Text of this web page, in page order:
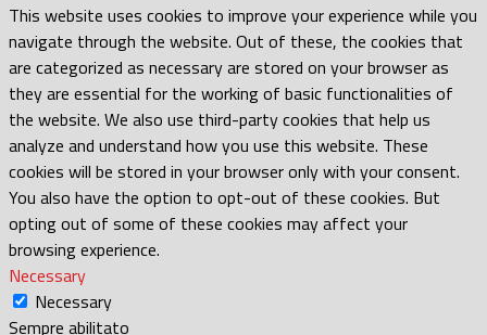
This website uses cookies to improve your experience while you
navigate through the website. Out of these, the cookies that
are categorized as necessary are stored on your browser as
they are essential for the working of basic functionalities of
the website. We also use third-party cookies that help us
analyze and understand how you use this website. These
cookies will be stored in your browser only with your consent.
You also have the option to opt-out of these cookies. But
opting out of some of these cookies may affect your
browsing experience.
Necessary
Necessary
Sempre abilitato